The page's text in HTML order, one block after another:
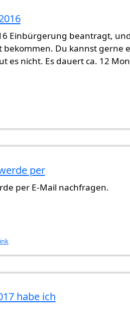
Einbürgerung beantragt,
bekommen. Du kannst gerne
es nicht. Es dauert ca. 12
(nicht überprüft)
per
per E-Mail nachfragen.
habe ich